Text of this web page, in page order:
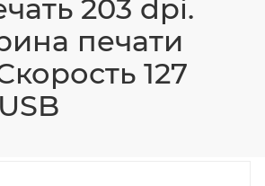
203 dpi.
печати
127